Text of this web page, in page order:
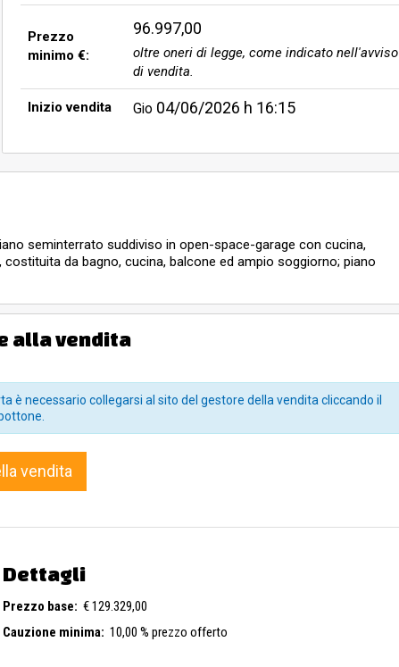
Prezzo
minimo €:
96.997,00
oltre oneri di legge, come indicato nell'avviso
di vendita.
Inizio vendita Gio 04/06/2026 h 16:15
seminterrato suddiviso in open-space-garage con cucina,
da bagno, cucina, balcone ed ampio soggiorno; piano
alla vendita
necessario collegarsi al sito del gestore della vendita cliccando il
vendita
Dettagli
Prezzo base: € 129.329,00
Cauzione minima: 10,00 % prezzo offerto